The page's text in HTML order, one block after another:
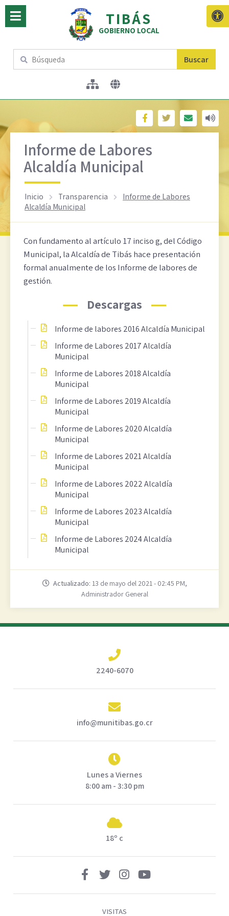
TIBÁS
GOBIERNO LOCAL
Buscar
Informe de Labores
Alcaldía Municipal
Inicio Transparencia
Informe de Labores
Alcaldía Municipal
Con fundamento al artículo 17 inciso g, del Código
Municipal, la Alcaldía de Tibás hace presentación
formal anualmente de los Informe de labores de
gestión.
Descargas
Informe de labores 2016 Alcaldía Municipal
Informe de Labores 2017 Alcaldía
Municipal
Informe de Labores 2018 Alcaldía
Municipal
Informe de Labores 2019 Alcaldía
Municipal
Informe de Labores 2020 Alcaldía
Municipal
Informe de Labores 2021 Alcaldía
Municipal
Informe de Labores 2022 Alcaldía
Municipal
Informe de Labores 2023 Alcaldía
Municipal
Informe de Labores 2024 Alcaldía
Municipal
Actualizado: 13 de mayo del 2021 - 02:45 PM,
Administrador General
2240-6070
info@munitibas.go.cr
Lunes a Viernes
8:00 am - 3:30 pm
18º c
VISITAS